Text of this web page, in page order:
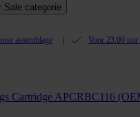
Sale categorie
assemblage Voor 23.00
Cartridge APCRBC116